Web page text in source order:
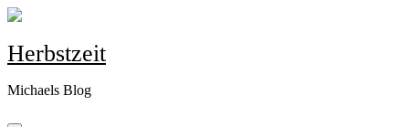
Zum
springen
Herbstzeit
Michaels Blog